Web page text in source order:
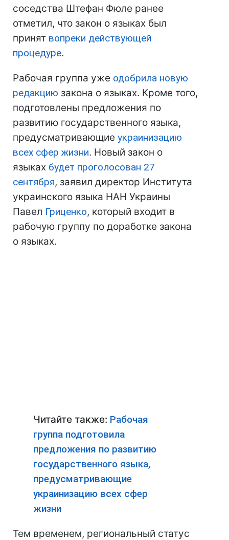
соседства Штефан Фюле ранее
отметил, что закон о языках был
принят вопреки действующей
процедуре.
Рабочая группа уже одобрила новую
редакцию закона о языках. Кроме того,
подготовлены предложения по
развитию государственного языка,
предусматривающие украинизацию
всех сфер жизни. Новый закон о
языках будет проголосован 27
сентября, заявил директор Института
украинского языка НАН Украины
Павел Гриценко, который входит в
рабочую группу по доработке закона
о языках.
Читайте также: Рабочая
группа подготовила
предложения по развитию
государственного языка,
предусматривающие
украинизацию всех сфер
жизни
Тем временем, региональный статус